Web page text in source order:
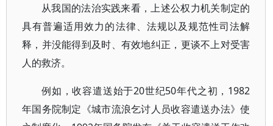
从我国的法治实践来看，上述公权力机关制定的
具有普遍适用效力的法律、法规以及规范性司法解
释，并没能得到及时、有效地纠正，更谈不上对受害
人的救济。
例如，收容遣送始于20世纪50年代之初，1982
年国务院制定《城市流浪乞讨人员收容遣送办法》使